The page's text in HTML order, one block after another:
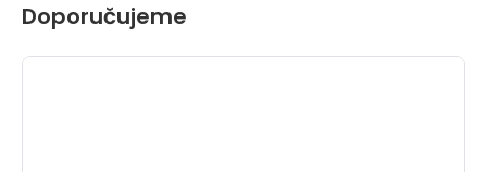
Doporučujeme